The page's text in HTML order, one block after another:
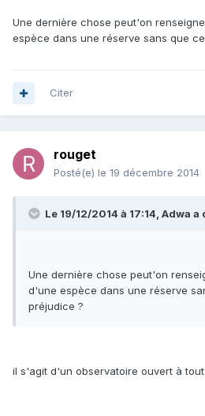
Une dernière chose peut'on
espèce dans une réserve sans que
Citer
rouget
Posté(e) le 19 décembre 2014
Le 19/12/2014 à 17:14, Adwa a
Une dernière chose peut'on
d'une espèce dans une réserve
préjudice ?
il s'agit d'un observatoire ouvert à tout